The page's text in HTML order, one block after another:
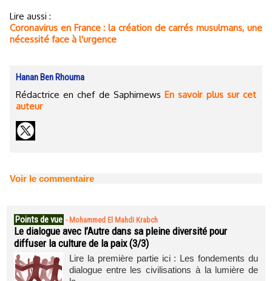
Lire aussi :
Coronavirus en France : la création de carrés musulmans, une
nécessité face à l'urgence
Hanan Ben Rhouma
Rédactrice en chef de SaphirnewsEn savoir plus sur cet
auteur
Voir le commentaire
Points de vue - Mohammed El Mahdi Krabch
Le dialogue avec l’Autre dans sa pleine diversité pour
diffuser la culture de la paix (3/3)
Lire la première partie ici : Les fondements du
dialogue entre les civilisations à la lumière de